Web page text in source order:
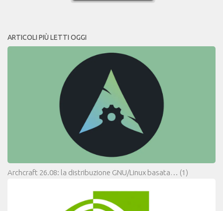
ARTICOLI PIÙ LETTI OGGI
Archcraft 26.08: la distribuzione GNU/Linux basata… (1)